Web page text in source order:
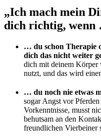
„Ich mach mein
dich richtig,
… du schon Therapie
dich das nicht weiter
dich mit deinem Körper
nutzt, und das wird
… du noch nie etwas
sogar Angst vor
Vorkenntnisse, musst
behutsam an den
freundlichen Vierbeiner